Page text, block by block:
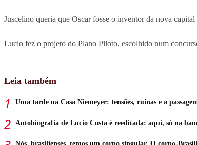
Juscelino queria que Oscar fosse o inventor da nova
Lucio fez o projeto do Plano Piloto, escolhido num
Leia também
Uma tarde na Casa Niemeyer: tensões, ruínas e a
Autobiografia de Lucio Costa é reeditada: aqui, só na